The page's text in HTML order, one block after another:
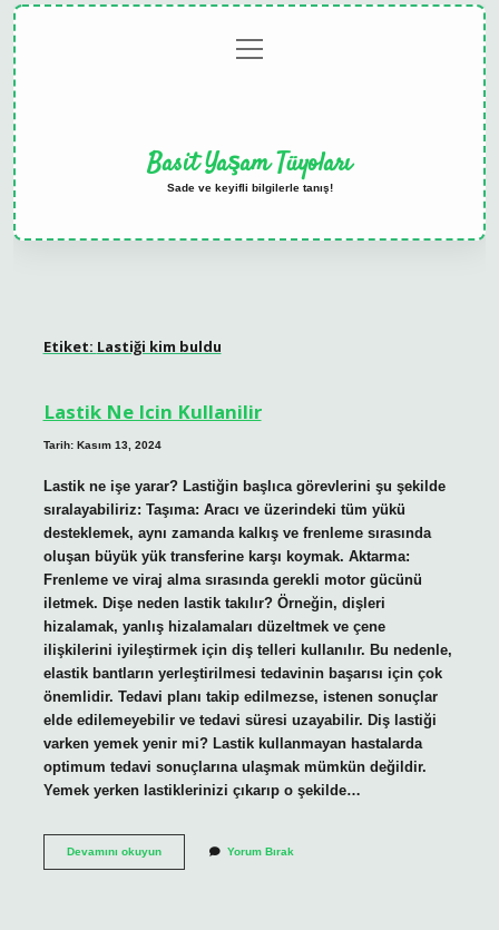
menüyü
aç
Basit Yaşam Tüyoları
Sade ve keyifli bilgilerle tanış!
Etiket: Lastiği kim buldu
Lastik Ne Icin Kullanilir
Tarih: Kasım 13, 2024
Lastik ne işe yarar? Lastiğin başlıca görevlerini şu şekilde
sıralayabiliriz: Taşıma: Aracı ve üzerindeki tüm yükü
desteklemek, aynı zamanda kalkış ve frenleme sırasında
oluşan büyük yük transferine karşı koymak. Aktarma:
Frenleme ve viraj alma sırasında gerekli motor gücünü
iletmek. Dişe neden lastik takılır? Örneğin, dişleri
hizalamak, yanlış hizalamaları düzeltmek ve çene
ilişkilerini iyileştirmek için diş telleri kullanılır. Bu nedenle,
elastik bantların yerleştirilmesi tedavinin başarısı için çok
önemlidir. Tedavi planı takip edilmezse, istenen sonuçlar
elde edilemeyebilir ve tedavi süresi uzayabilir. Diş lastiği
varken yemek yenir mi? Lastik kullanmayan hastalarda
optimum tedavi sonuçlarına ulaşmak mümkün değildir.
Yemek yerken lastiklerinizi çıkarıp o şekilde…
Devamını okuyunLastik
Yorum Bırak